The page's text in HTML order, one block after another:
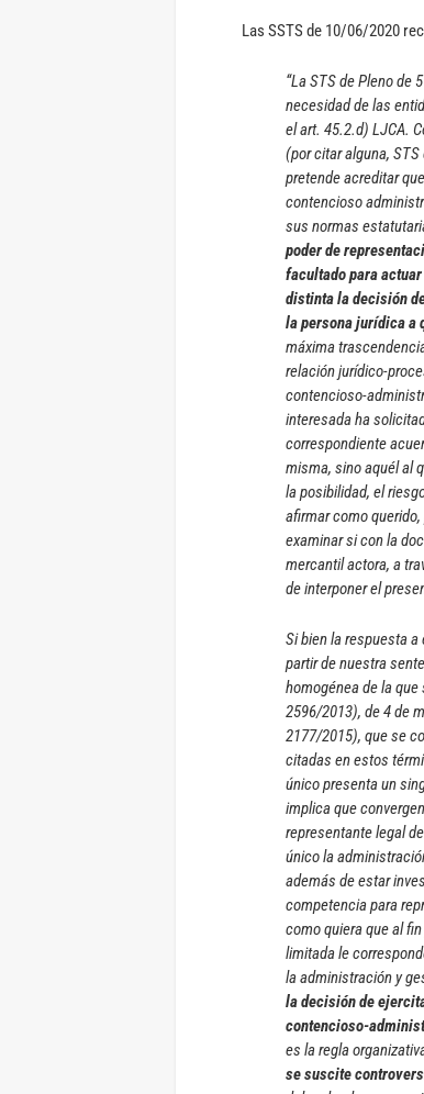
Las SSTS de 10/06/2020
“La STS de Pleno de
necesidad de las
el art. 45.2.d) LJCA.
(por citar alguna,
pretende acreditar
contencioso
sus normas
poder de
facultado para
distinta la decisión
la persona jurídica a
máxima
relación jurídico-
contencioso-
interesada ha
correspondiente
misma, sino aquél al
la posibilidad, el
afirmar como
examinar si con la
mercantil actora, a
de interponer el
Si bien la respuesta
partir de nuestra
homogénea de la
2596/2013), de 4 de
2177/2015), que se
citadas en estos
único presenta un
implica que
representante legal
único la
además de estar
competencia para
como quiera que al
limitada le
la administración y
la decisión de
contencioso-
es la regla
se suscite